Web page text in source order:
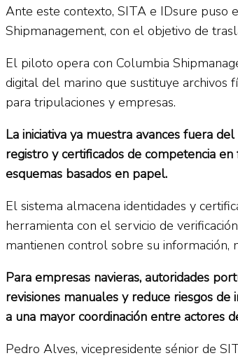
Ante este contexto, SITA e IDsure puso
Shipmanagement, con el objetivo de
El piloto opera con Columbia
digital del marino que sustituye archivos
para tripulaciones y empresas.
La iniciativa ya muestra avances fuera
registro y certificados de competencia
esquemas basados en papel.
El sistema almacena identidades y
herramienta con el servicio de
mantienen control sobre su información,
Para empresas navieras, autoridades
revisiones manuales y reduce riesgos
a una mayor coordinación entre actores
Pedro Alves, vicepresidente sénior de